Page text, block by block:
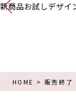
新商品お試しデザイ
HOME 販売終了